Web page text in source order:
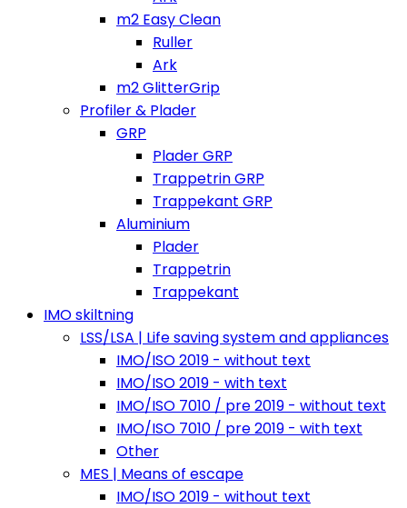
m2 Easy Clean
Ruller
Ark
m2 GlitterGrip
Profiler & Plader
GRP
Plader GRP
Trappetrin GRP
Trappekant GRP
Aluminium
Plader
Trappetrin
Trappekant
IMO skiltning
LSS/LSA | Life saving system and appliances
IMO/ISO 2019 - without text
IMO/ISO 2019 - with text
IMO/ISO 7010 / pre 2019 - without text
IMO/ISO 7010 / pre 2019 - with text
Other
MES | Means of escape
IMO/ISO 2019 - without text